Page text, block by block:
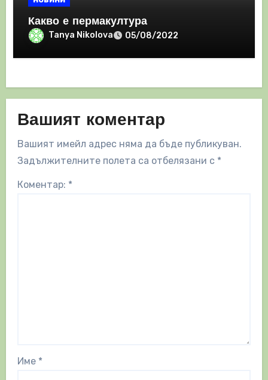
Какво е пермакултура
Tanya Nikolova 05/08/2022
Вашият коментар
Вашият имейл адрес няма да бъде публикуван.
Задължителните полета са отбелязани с *
Коментар: *
Име *